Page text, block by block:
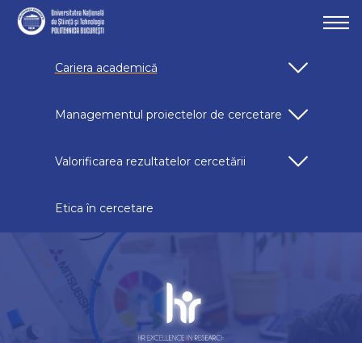
Cariera academică
Managementul proiectelor de cercetare
Valorificarea rezultatelor cercetării
Etica în cercetare